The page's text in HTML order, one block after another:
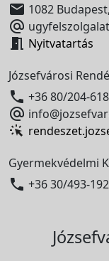
 1082

 Nyitvatartás
Józsefvárosi
 +36 80/204-618

Gyermekvédelmi
 +36 30/493-